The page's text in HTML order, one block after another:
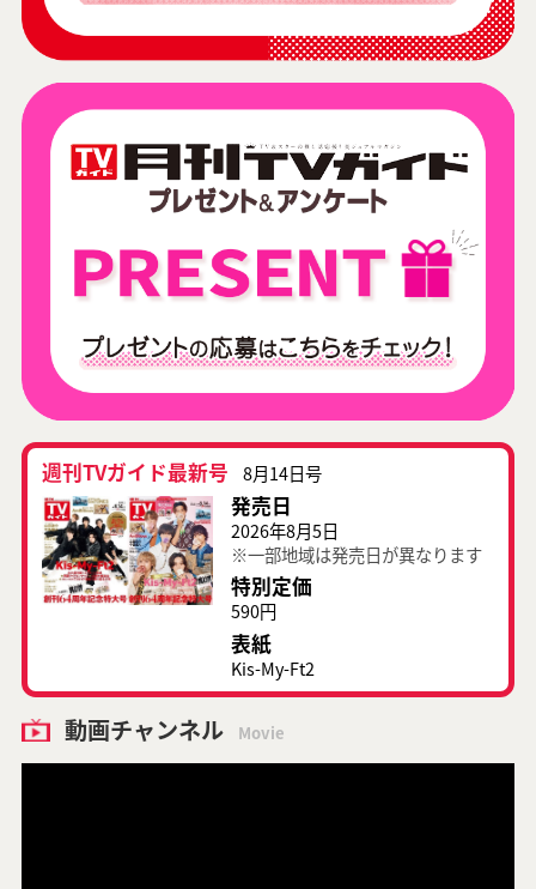
週刊TVガイド最新号 8月14日号
発売日
2026年8月5日
※一部地域は発売日が異なります
特別定価
590円
表紙
Kis-My-Ft2
動画チャンネル Movie